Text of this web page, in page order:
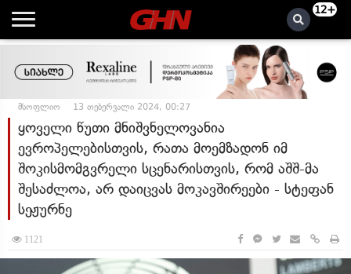
12+
მსოფლიო 13 თებერვალი 2024, 00:27
ყოველი წუთი მნიშვნელოვანია
ევროპელებისთვის, რათა მოემზადონ იმ
შოკისმომგვრელი სცენარისთვის, რომ აშშ-მა
შესაძლოა, არ დაიცვას მოკავშირეები - სტეფან
სეჟურნე
1121